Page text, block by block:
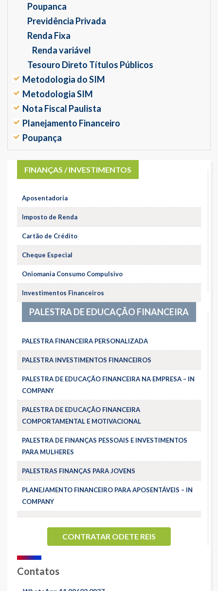
Poupanca
Previdência Privada
Renda Fixa
Renda variável
Tesouro Direto Títulos Públicos
Metodologia do SIM
Metodologia SIM
Nota Fiscal Paulista
Planejamento Financeiro
Poupança
FINANÇAS / INVESTIMENTOS
Aposentadoria
Imposto de Renda
Cartão de Crédito
Cheque Especial
Oniomania Consumo Compulsivo
Investimentos Financeiros
PALESTRA DE EDUCAÇÃO FINANCEIRA
PALESTRA FINANCEIRA PERSONALIZADA
PALESTRA INVESTIMENTOS FINANCEIROS
PALESTRA DE EDUCAÇÃO FINANCEIRA NA EMPRESA – IN
COMPANY
PALESTRA DE EDUCAÇÃO FINANCEIRA
COMPORTAMENTAL E MOTIVACIONAL
PALESTRA DE FINANÇAS PESSOAIS E INVESTIMENTOS
PARA MULHERES
PALESTRAS FINANÇAS PARA JOVENS
PLANEJAMENTO FINANCEIRO PARA APOSENTÁVEIS – IN
COMPANY
CONTRATAR ODETE REIS
Contatos